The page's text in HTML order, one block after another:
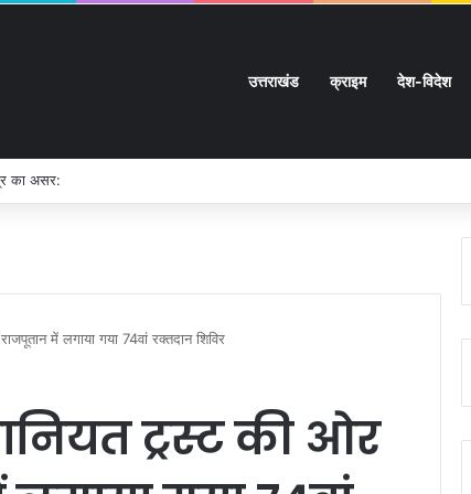
उत्तराखंड क्राइम देश-विदेश
का असर:
में लगाया गया 74वां रक्तदान शिविर
ट्रस्ट की ओर